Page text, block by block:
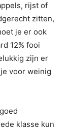
rijst of
zitten,
je er ook
12% fooi
zijn er
voor weinig
klasse kun